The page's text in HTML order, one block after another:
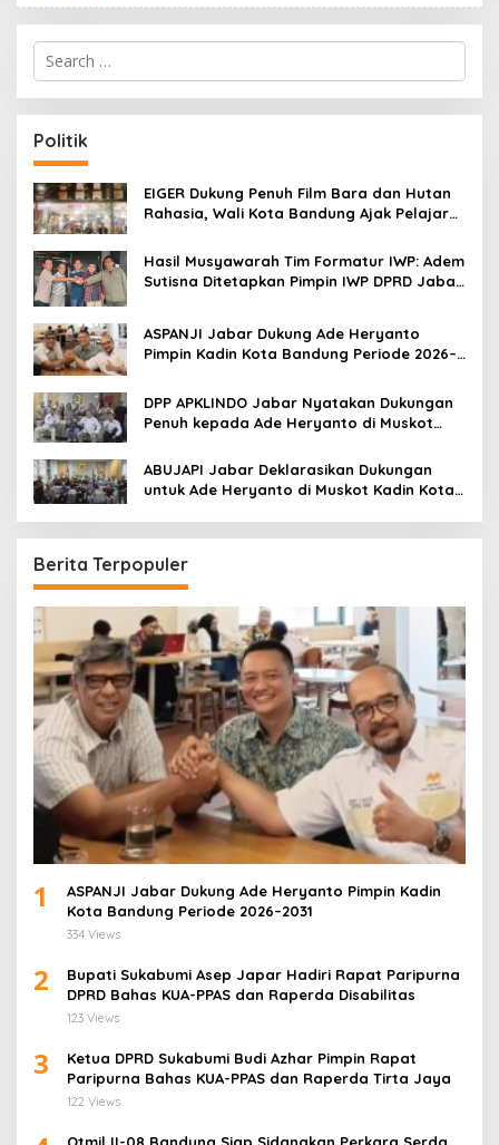
S
r
c
h
f
o
r
:
Politik
EIGER Dukung Penuh Film Bara dan Hutan
Rahasia, Wali Kota Bandung Ajak Pelajar
Hasil Musyawarah Tim Formatur IWP: Adem
Sutisna Ditetapkan Pimpin IWP DPRD Jabar
ASPANJI Jabar Dukung Ade Heryanto
Pimpin Kadin Kota Bandung Periode 2026–
DPP APKLINDO Jabar Nyatakan Dukungan
Penuh kepada Ade Heryanto di Muskot
ABUJAPI Jabar Deklarasikan Dukungan
untuk Ade Heryanto di Muskot Kadin Kota
Berita Terpopuler
1
ASPANJI Jabar Dukung Ade Heryanto Pimpin Kadin
Kota Bandung Periode 2026–2031
334 Views
2
Bupati Sukabumi Asep Japar Hadiri Rapat Paripurna
DPRD Bahas KUA-PPAS dan Raperda Disabilitas
123 Views
3
Ketua DPRD Sukabumi Budi Azhar Pimpin Rapat
Paripurna Bahas KUA-PPAS dan Raperda Tirta Jaya
122 Views
Otmil II-08 Bandung Siap Sidangkan Perkara Serda